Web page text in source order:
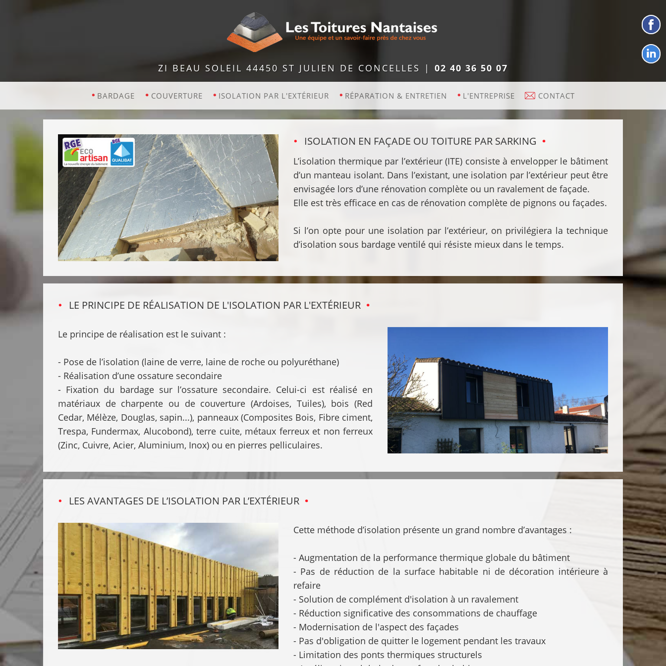
ZI BEAU SOLEIL 44450 ST JULIEN DE CONCELLES | 02 40 36 50 07
BARDAGE COUVERTURE ISOLATION PAR L'EXTÉRIEUR RÉPARATION & ENTRETIEN L'ENTREPRISE CONTACT
ISOLATION EN FAÇADE OU TOITURE PAR SARKING
L’isolation thermique par l’extérieur (ITE) consiste à envelopper le bâtiment
d’un manteau isolant. Dans l’existant, une isolation par l’extérieur peut être
envisagée lors d’une rénovation complète ou un ravalement de façade.
Elle est très efficace en cas de rénovation complète de pignons ou façades.
Si l’on opte pour une isolation par l’extérieur, on privilégiera la technique
d’isolation sous bardage ventilé qui résiste mieux dans le temps.
LE PRINCIPE DE RÉALISATION DE L'ISOLATION PAR L'EXTÉRIEUR
Le principe de réalisation est le suivant :
- Pose de l’isolation (laine de verre, laine de roche ou polyuréthane)
- Réalisation d’une ossature secondaire
- Fixation du bardage sur l’ossature secondaire. Celui-ci est réalisé en
matériaux de charpente ou de couverture (Ardoises, Tuiles), bois (Red
Cedar, Mélèze, Douglas, sapin...), panneaux (Composites Bois, Fibre ciment,
Trespa, Fundermax, Alucobond), terre cuite, métaux ferreux et non ferreux
(Zinc, Cuivre, Acier, Aluminium, Inox) ou en pierres pelliculaires.
LES AVANTAGES DE L’ISOLATION PAR L’EXTÉRIEUR
Cette méthode d’isolation présente un grand nombre d’avantages :
- Augmentation de la performance thermique globale du bâtiment
- Pas de réduction de la surface habitable ni de décoration intérieure à
refaire
- Solution de complément d'isolation à un ravalement
- Réduction significative des consommations de chauffage
- Modernisation de l'aspect des façades
- Pas d'obligation de quitter le logement pendant les travaux
- Limitation des ponts thermiques structurels